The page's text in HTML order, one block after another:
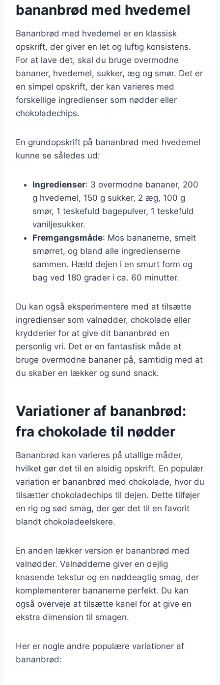
bananbrød med hvedemel
Bananbrød med hvedemel er en klassisk
opskrift, der giver en let og luftig konsistens.
For at lave det, skal du bruge overmodne
bananer, hvedemel, sukker, æg og smør. Det er
en simpel opskrift, der kan varieres med
forskellige ingredienser som nødder eller
chokoladechips.
En grundopskrift på bananbrød med hvedemel
kunne se således ud:
Ingredienser: 3 overmodne bananer, 200
g hvedemel, 150 g sukker, 2 æg, 100 g
smør, 1 teskefuld bagepulver, 1 teskefuld
vaniljesukker.
Fremgangsmåde: Mos bananerne, smelt
smørret, og bland alle ingredienserne
sammen. Hæld dejen i en smurt form og
bag ved 180 grader i ca. 60 minutter.
Du kan også eksperimentere med at tilsætte
ingredienser som valnødder, chokolade eller
krydderier for at give dit bananbrød en
personlig vri. Det er en fantastisk måde at
bruge overmodne bananer på, samtidig med at
du skaber en lækker og sund snack.
Variationer af bananbrød:
fra chokolade til nødder
Bananbrød kan varieres på utallige måder,
hvilket gør det til en alsidig opskrift. En populær
variation er bananbrød med chokolade, hvor du
tilsætter chokoladechips til dejen. Dette tilføjer
en rig og sød smag, der gør det til en favorit
blandt chokoladeelskere.
En anden lækker version er bananbrød med
valnødder. Valnødderne giver en dejlig
knasende tekstur og en nøddeagtig smag, der
komplementerer bananerne perfekt. Du kan
også overveje at tilsætte kanel for at give en
ekstra dimension til smagen.
Her er nogle andre populære variationer af
bananbrød: